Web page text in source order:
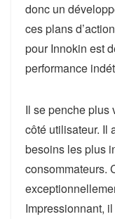
donc un
ces plans
pour Innokin est
performance
Il se penche plus
côté utilisateur. Il
besoins les plus
consommateurs.
Impressionnant,